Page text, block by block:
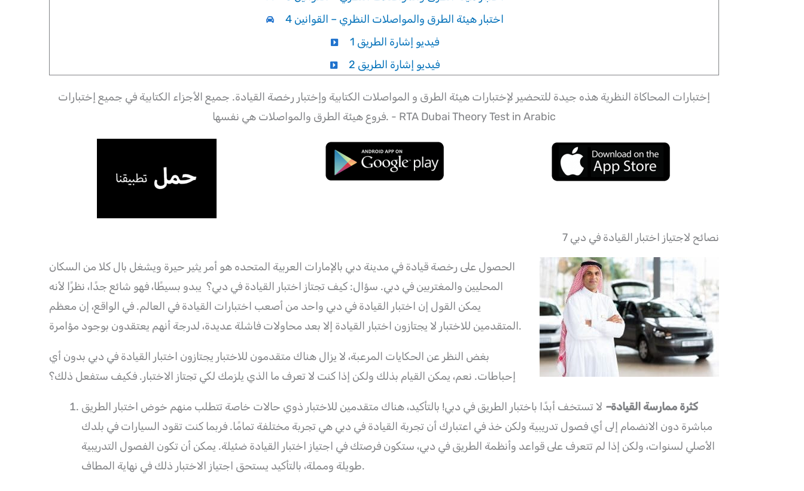
اختبار هيئة الطرق والمواصلات النظري – القوانين 4
فيديو إشارة الطريق 1
فيديو إشارة الطريق 2
إختبارات المحاكاة النظرية هذه جيدة للتحضير لإختبارات هيئة الطرق و المواصلات الكتابية وإختبار رخصة القيادة. جميع الأجزاء الكتابية في جميع إختبارات
فروع هيئة الطرق والمواصلات هي نفسها. - RTA Dubai Theory Test in Arabic
7 نصائح لاجتياز اختبار القيادة في دبي
الحصول على رخصة قيادة في مدينة دبي بالإمارات العربية المتحده هو أمر يثير حيرة ويشغل بال كلا من السكان
المحليين والمغتربين في دبي. سؤال: كيف تجتاز اختبار القيادة في دبي؟ يبدو بسيطًا، فهو شائع جدًا، نظرًا لأنه
يمكن القول إن اختبار القيادة في دبي واحد من أصعب اختبارات القيادة في العالم. في الواقع، إن معظم
المتقدمين للاختبار لا يجتازون اختبار القيادة إلا بعد محاولات فاشلة عديدة، لدرجة أنهم يعتقدون بوجود مؤامرة.
بغض النظر عن الحكايات المرعبة، لا يزال هناك متقدمون للاختبار يجتازون اختبار القيادة في دبي بدون أي
إحباطات. نعم، يمكن القيام بذلك ولكن إذا كنت لا تعرف ما الذي يلزمك لكي تجتاز الاختبار. فكيف ستفعل ذلك؟
كثرة ممارسة القيادة– لا تستخف أبدًا باختبار الطريق في دبي! بالتأكيد، هناك متقدمين للاختبار ذوي حالات خاصة تتطلب منهم خوض اختبار الطريق
مباشرة دون الانضمام إلى أي فصول تدريبية ولكن خذ في اعتبارك أن تجربة القيادة في دبي هي تجربة مختلفة تمامًا. فربما كنت تقود السيارات في بلدك
الأصلي لسنوات، ولكن إذا لم تتعرف على قواعد وأنظمة الطريق في دبي، ستكون فرصتك في اجتياز اختبار القيادة ضئيلة. يمكن أن تكون الفصول التدريبية
طويلة ومملة، بالتأكيد يستحق اجتياز الاختبار ذلك في نهاية المطاف.